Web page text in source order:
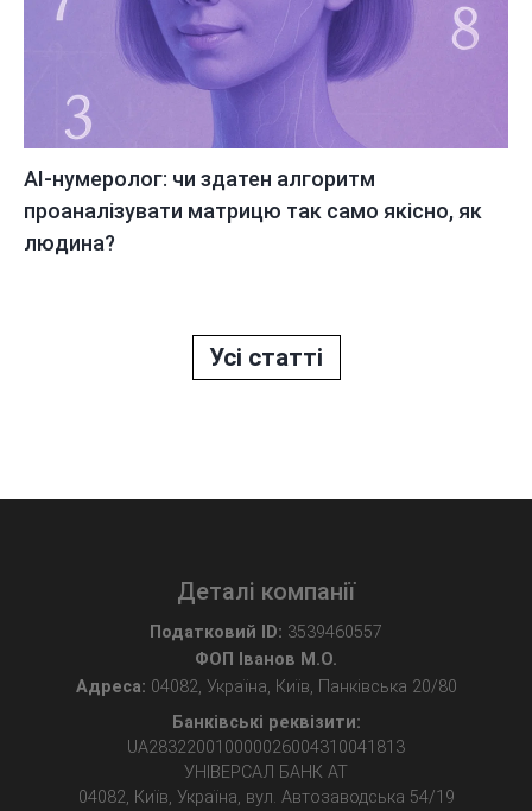
AI-нумеролог: чи здатен алгоритм
проаналізувати матрицю так само якісно, як
людина?
Усі статті
Деталі компанії
Податковий ID: 3539460557
ФОП Іванов М.О.
Адреса: 04082, Україна, Київ, Панківська 20/80
Банківські реквізити:
UA283220010000026004310041813
УНІВЕРСАЛ БАНК АТ
04082, Київ, Україна, вул. Автозаводська 54/19